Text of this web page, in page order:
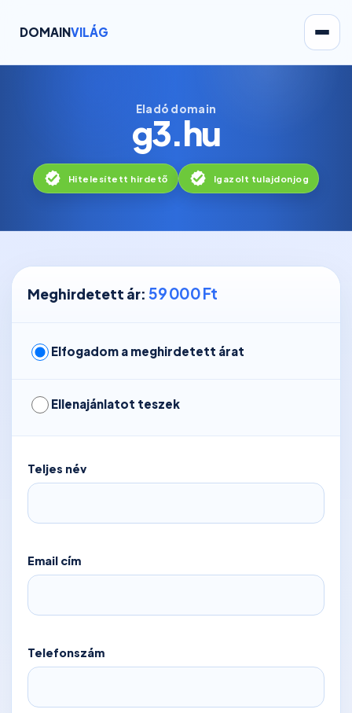
DOMAINVILÁG
Eladó domain
g3.hu
Hitelesített hirdető Igazolt tulajdonjog
Meghirdetett ár: 59 000 Ft
Elfogadom a meghirdetett árat
Ellenajánlatot teszek
Teljes név
Email cím
Telefonszám